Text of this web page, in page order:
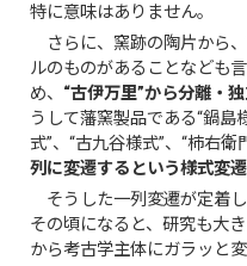
特に意味はありません。
さらに、窯跡の陶片から、
ルのものがあることなども
め、 “古伊万里”から分離・
うして藩窯製品である“鍋島
式”、“古九谷様式”、“柿右
列に変遷するという様式変
そうした一列変遷が定着
その頃になると、研究も大
から考古学主体にガラッと変